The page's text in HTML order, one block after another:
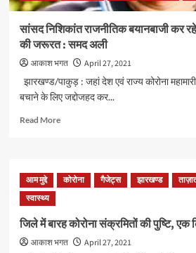
सांसद निशिकांत राजनीतिक बयानबाजी कर
की जरूरत : समद अली
आकाश भगत
April 27, 2021
झारखण्ड/पाकुड़ : जहां देश एवं राज्य कोरोना
बचाने के लिए जद्दोजहद कर...
Read MoreRead
निशिकांत
राजनीतिक
रहे
हैं,
आम मुद्दे कोरोना गैजेट्स झारखण्ड
स्वास्थ्य
जिले में बारह कोरोना संक्रमितों की पुष्टि, एक
आकाश भगत
April 27, 2021